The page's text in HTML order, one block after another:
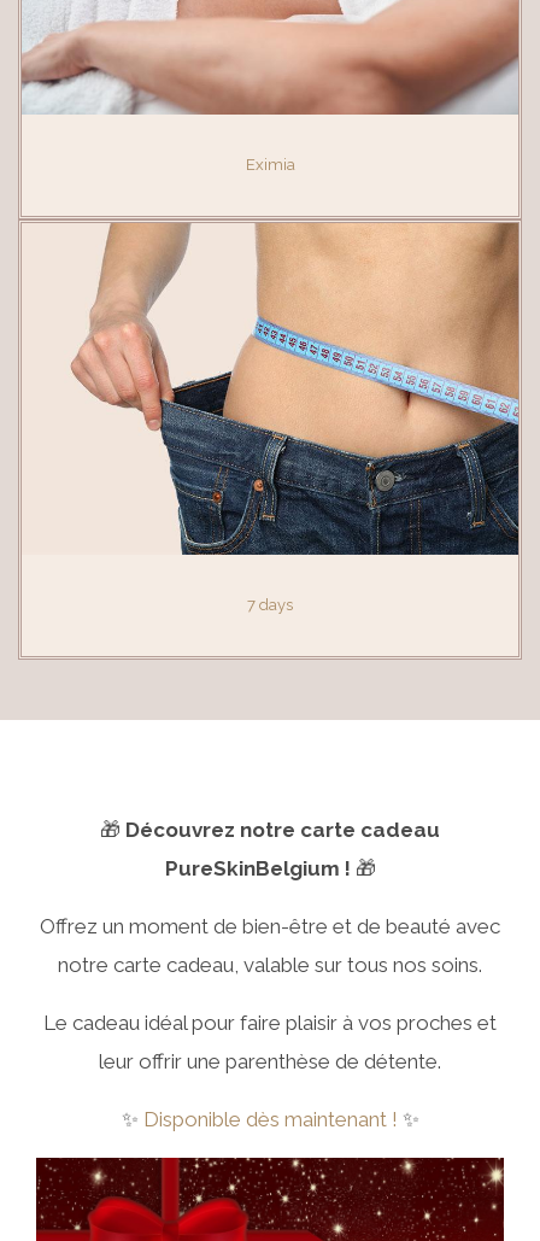
Eximia
7 days
🎁 Découvrez notre carte cadeau
PureSkinBelgium ! 🎁
Offrez un moment de bien-être et de beauté avec
notre carte cadeau, valable sur tous nos soins.
Le cadeau idéal pour faire plaisir à vos proches et
leur offrir une parenthèse de détente.
✨ Disponible dès maintenant ! ✨